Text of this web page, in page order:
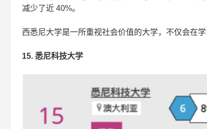
减少了近 40%。
西悉尼大学是一所重视社会价值的大学，不仅会在
15. 悉尼科技大学